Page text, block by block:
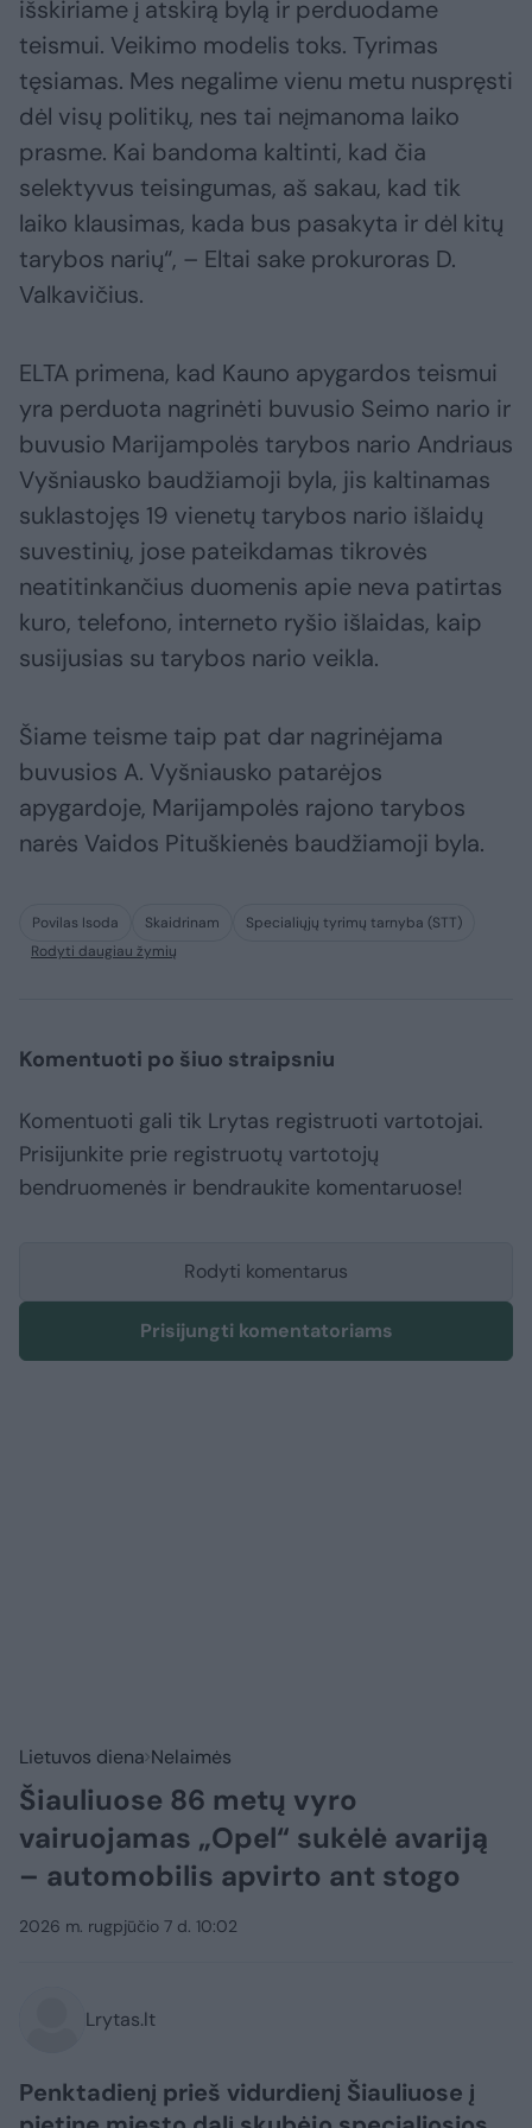
išskiriame į atskirą bylą ir perduodame
teismui. Veikimo modelis toks. Tyrimas
tęsiamas. Mes negalime vienu metu nuspręsti
dėl visų politikų, nes tai neįmanoma laiko
prasme. Kai bandoma kaltinti, kad čia
selektyvus teisingumas, aš sakau, kad tik
laiko klausimas, kada bus pasakyta ir dėl kitų
tarybos narių“, – Eltai sake prokuroras D.
Valkavičius.
ELTA primena, kad Kauno apygardos teismui
yra perduota nagrinėti buvusio Seimo nario ir
buvusio Marijampolės tarybos nario Andriaus
Vyšniausko baudžiamoji byla, jis kaltinamas
suklastojęs 19 vienetų tarybos nario išlaidų
suvestinių, jose pateikdamas tikrovės
neatitinkančius duomenis apie neva patirtas
kuro, telefono, interneto ryšio išlaidas, kaip
susijusias su tarybos nario veikla.
Šiame teisme taip pat dar nagrinėjama
buvusios A. Vyšniausko patarėjos
apygardoje, Marijampolės rajono tarybos
narės Vaidos Pituškienės baudžiamoji byla.
Povilas Isoda Skaidrinam
Specialiųjų tyrimų tarnyba (STT)
Rodyti daugiau žymių
Komentuoti po šiuo straipsniu
Komentuoti gali tik Lrytas registruoti vartotojai.
Prisijunkite prie registruotų vartotojų
bendruomenės ir bendraukite komentaruose!
Rodyti komentarus
Prisijungti komentatoriams
Lietuvos diena Nelaimės
Šiauliuose 86 metų vyro
vairuojamas „Opel“ sukėlė avariją
– automobilis apvirto ant stogo
2026 m. rugpjūčio 7 d. 10:02
Lrytas.lt
Penktadienį prieš vidurdienį Šiauliuose į